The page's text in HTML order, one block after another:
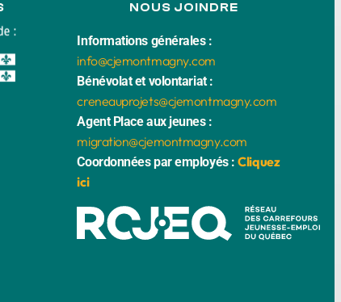
Informations générales :
info@cjemontmagny.com
Bénévolat et volontariat :
creneauprojets@cjemontmagny.com
Agent Place aux jeunes :
migration@cjemontmagny.com
Coordonnées par employés : Cliquez
ici
NOUS JOINDRE